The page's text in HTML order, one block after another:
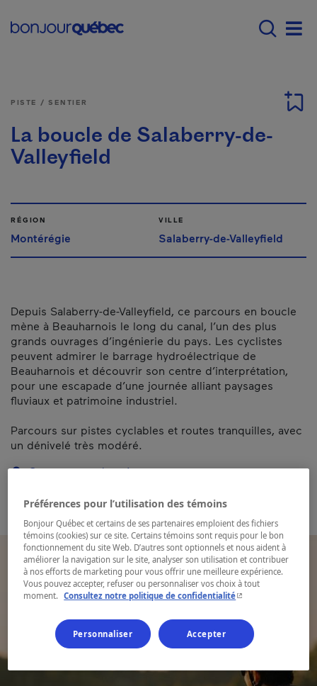
Main navigation -
PISTE / SENTIER
La boucle de Salaberry-de-
Valleyfield
RÉGION
Montérégie
VILLE
Salaberry-de-Valleyfield
Depuis Salaberry-de-Valleyfield, ce parcours en boucle
mène à Beauharnois le long du canal, l’un des plus
grands ouvrages d’ingénierie du pays. Les cyclistes
peuvent admirer le barrage hydroélectrique de
Beauharnois et découvrir son centre d’interprétation,
pour une escapade d’une journée alliant paysages
fluviaux et patrimoine industriel.
Parcours sur pistes cyclables et routes tranquilles, avec
un dénivelé très modéré.
Carte et coordonnées
Préférences pour l’utilisation des témoins
Bonjour Québec et certains de ses partenaires emploient des fichiers
témoins (cookies) sur ce site. Certains témoins sont requis pour le bon
fonctionnement du site Web. D’autres sont optionnels et nous aident à
améliorer la navigation sur le site, analyser son utilisation et contribuer
à nos efforts de marketing pour vous offrir une meilleure expérience.
Vous pouvez accepter, refuser ou personnaliser vos choix à tout
moment. Consultez notre politique de confidentialité- Cet hyperlien
Personnaliser Accepter